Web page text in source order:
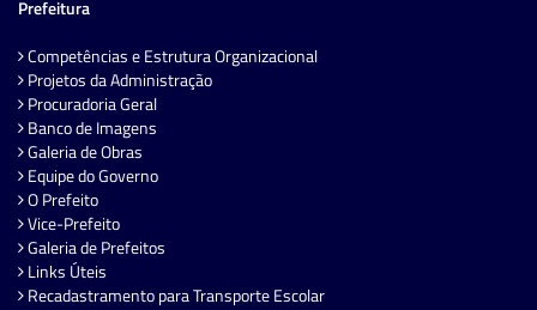
Prefeitura
Competências e Estrutura Organizacional
Projetos da Administração
Procuradoria Geral
Banco de Imagens
Galeria de Obras
Equipe do Governo
O Prefeito
Vice-Prefeito
Galeria de Prefeitos
Links Úteis
Recadastramento para Transporte Escolar